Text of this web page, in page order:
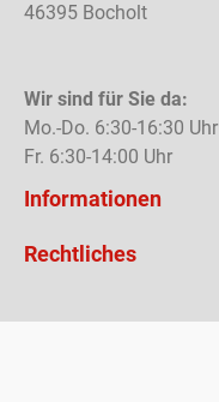
46395 Bocholt
Wir sind für Sie da:
Mo.-Do. 6:30-16:30 Uhr
Fr. 6:30-14:00 Uhr
Informationen
Rechtliches